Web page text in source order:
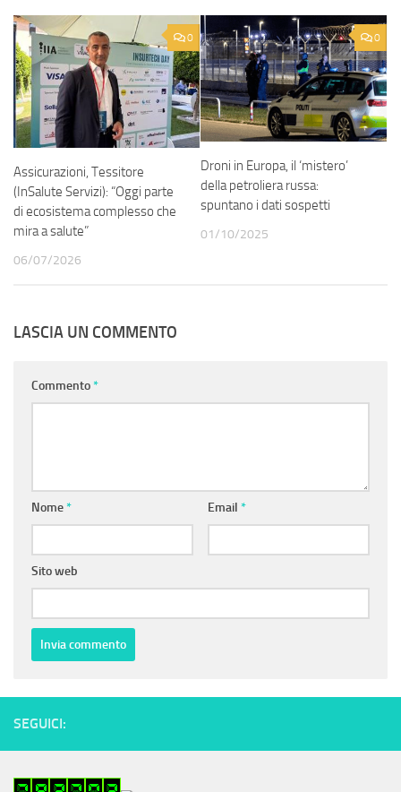
0
Assicurazioni, Tessitore
(InSalute Servizi): “Oggi parte
di ecosistema complesso che
mira a salute”
06/07/2026
0
Droni in Europa, il ‘mistero’
della petroliera russa:
spuntano i dati sospetti
01/10/2025
LASCIA UN COMMENTO
Commento*
Nome* Email *
Sito web
SEGUICI: